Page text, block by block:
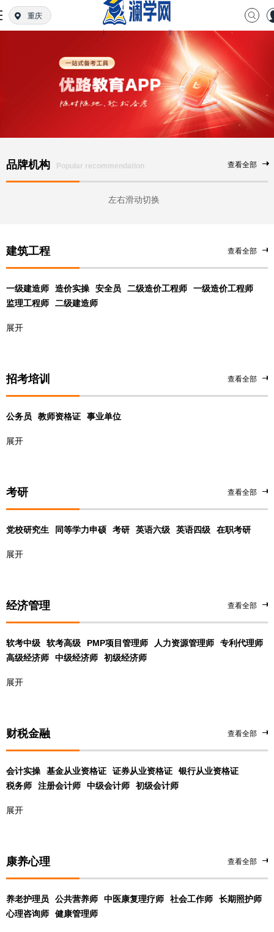
重庆
品牌机构 Popular recommendation 查看全部
左右滑动切换
建筑工程 查看全部
一级建造师 造价实操 安全员 二级造价工程师
一级造价工程师
监理工程师
二级建造师
展开
招考培训 查看全部
公务员 教师资格证 事业单位
展开
考研 查看全部
党校研究生 同等学力申硕 考研 英语六级 英语四级 在职考研
展开
经济管理 查看全部
软考中级 软考高级 PMP项目管理师 人力资源管理师
专利代理师
高级经济师
中级经济师 初级经济师
展开
财税金融 查看全部
会计实操 基金从业资格证 证券从业资格证
银行从业资格证
税务师
注册会计师 中级会计师 初级会计师
展开
康养心理 查看全部
养老护理员 公共营养师 中医康复理疗师 社会工作师
长期照护师
心理咨询师
健康管理师